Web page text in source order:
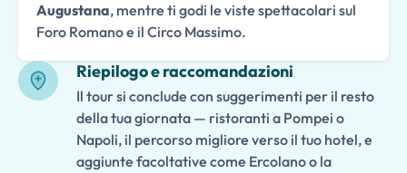
Augustana, mentre ti godi le viste spettacolari sul
Foro Romano e il Circo Massimo.
Riepilogo e raccomandazioni
Il tour si conclude con suggerimenti per il resto
della tua giornata — ristoranti a Pompei o
Napoli, il percorso migliore verso il tuo hotel, e
aggiunte facoltative come Ercolano o la